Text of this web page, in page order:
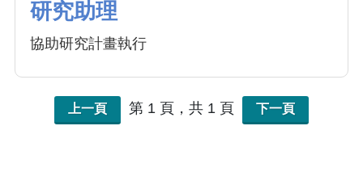
研究助理
協助研究計畫執行
上一頁 第 1 頁，共 1 頁 下一頁